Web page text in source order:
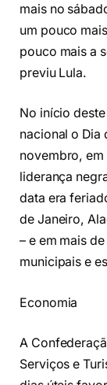
mais no
um pouco
pouco mais a
previu Lula.
No início
nacional o Dia
novembro, em
liderança
data era
de Janeiro,
– e em mais
municipais e
Economia
A
Serviços e